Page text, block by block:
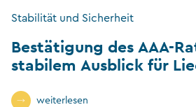
Stabilität und Sicherheit
Bestätigung des AAA-
stabilem Ausblick für
weiterlesen